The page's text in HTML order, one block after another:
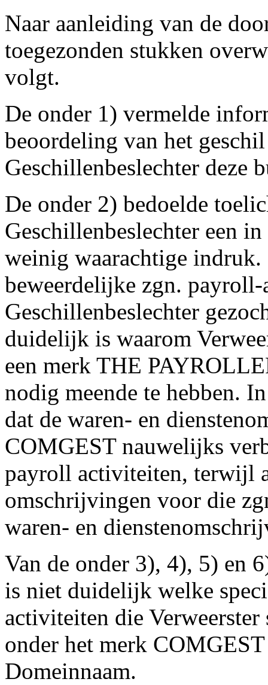
Naar aanleiding van de
toegezonden stukken
volgt.
De onder 1) vermelde
beoordeling van het
Geschillenbeslechter deze
De onder 2) bedoelde
Geschillenbeslechter een
weinig waarachtige indruk.
beweerdelijke zgn.
Geschillenbeslechter
duidelijk is waarom
een merk THE
nodig meende te hebben.
dat de waren- en
COMGEST nauwelijks
payroll activiteiten, terwijl
omschrijvingen voor die
waren- en
Van de onder 3), 4), 5) en
is niet duidelijk welke
activiteiten die
onder het merk
Domeinnaam.